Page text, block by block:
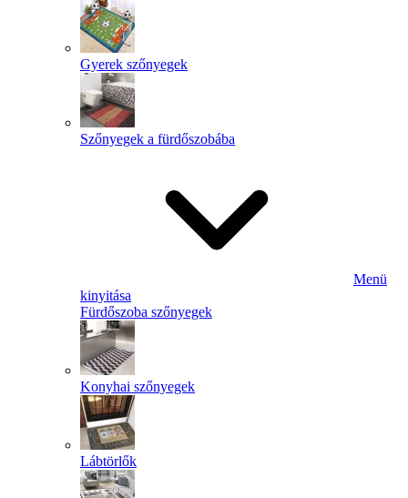
Gyerek szőnyegek
Szőnyegek a fürdőszobába
Menü
kinyitása
Fürdőszoba szőnyegek
Konyhai szőnyegek
Lábtörlők